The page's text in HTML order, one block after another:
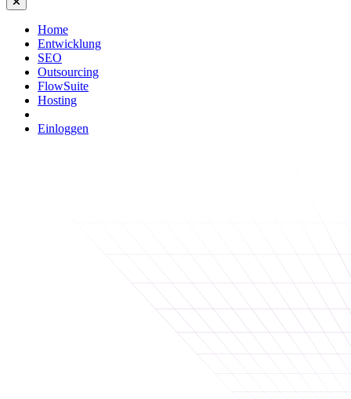
Home
Entwicklung
SEO
Outsourcing
FlowSuite
Hosting
Einloggen